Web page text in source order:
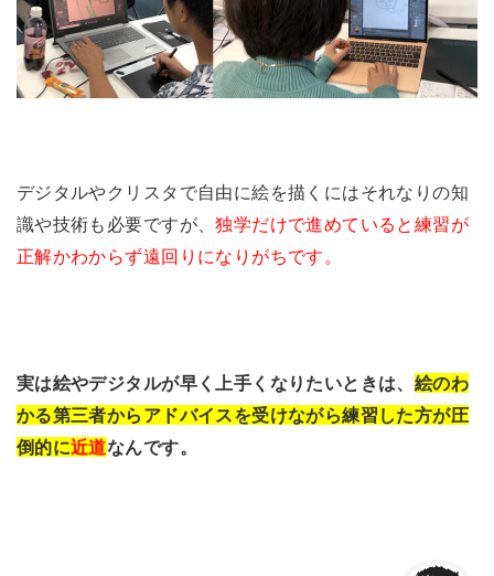
デジタルやクリスタで自由に絵を描くにはそれなりの知
識や技術も必要ですが、独学だけで進めていると練習が
正解かわからず遠回りになりがちです。
実は絵やデジタルが早く上手くなりたいときは、 絵のわ
かる第三者からアドバイスを受けながら練習した方が圧
倒的に近道なんです。